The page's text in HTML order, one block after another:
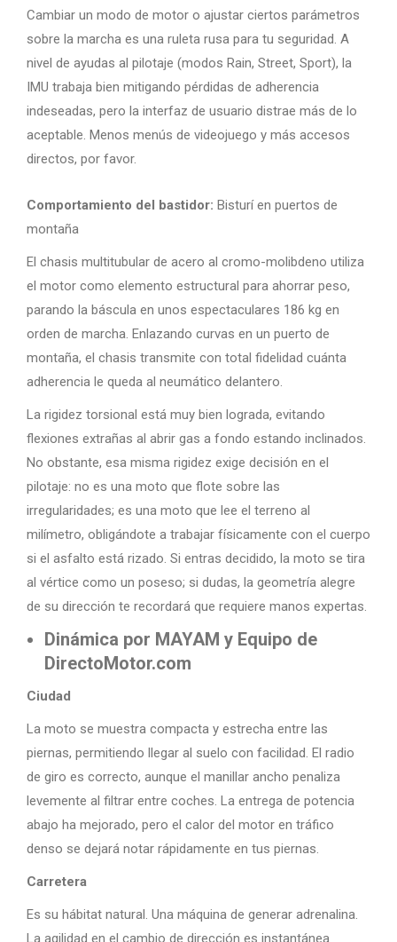
Cambiar un modo de motor o ajustar ciertos parámetros
sobre la marcha es una ruleta rusa para tu seguridad. A
nivel de ayudas al pilotaje (modos Rain, Street, Sport), la
IMU trabaja bien mitigando pérdidas de adherencia
indeseadas, pero la interfaz de usuario distrae más de lo
aceptable. Menos menús de videojuego y más accesos
directos, por favor.
Comportamiento del bastidor: Bisturí en puertos de
montaña
El chasis multitubular de acero al cromo-molibdeno utiliza
el motor como elemento estructural para ahorrar peso,
parando la báscula en unos espectaculares 186 kg en
orden de marcha. Enlazando curvas en un puerto de
montaña, el chasis transmite con total fidelidad cuánta
adherencia le queda al neumático delantero.
La rigidez torsional está muy bien lograda, evitando
flexiones extrañas al abrir gas a fondo estando inclinados.
No obstante, esa misma rigidez exige decisión en el
pilotaje: no es una moto que flote sobre las
irregularidades; es una moto que lee el terreno al
milímetro, obligándote a trabajar físicamente con el cuerpo
si el asfalto está rizado. Si entras decidido, la moto se tira
al vértice como un poseso; si dudas, la geometría alegre
de su dirección te recordará que requiere manos expertas.
Dinámica por MAYAM y Equipo de
DirectoMotor.com
Ciudad
La moto se muestra compacta y estrecha entre las
piernas, permitiendo llegar al suelo con facilidad. El radio
de giro es correcto, aunque el manillar ancho penaliza
levemente al filtrar entre coches. La entrega de potencia
abajo ha mejorado, pero el calor del motor en tráfico
denso se dejará notar rápidamente en tus piernas.
Carretera
Es su hábitat natural. Una máquina de generar adrenalina.
La agilidad en el cambio de dirección es instantánea